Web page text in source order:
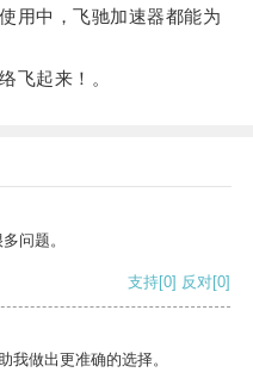
中，飞驰加速器都能为
起来！。
问题。
支持[0] 反对[0]
我做出更准确的选择。